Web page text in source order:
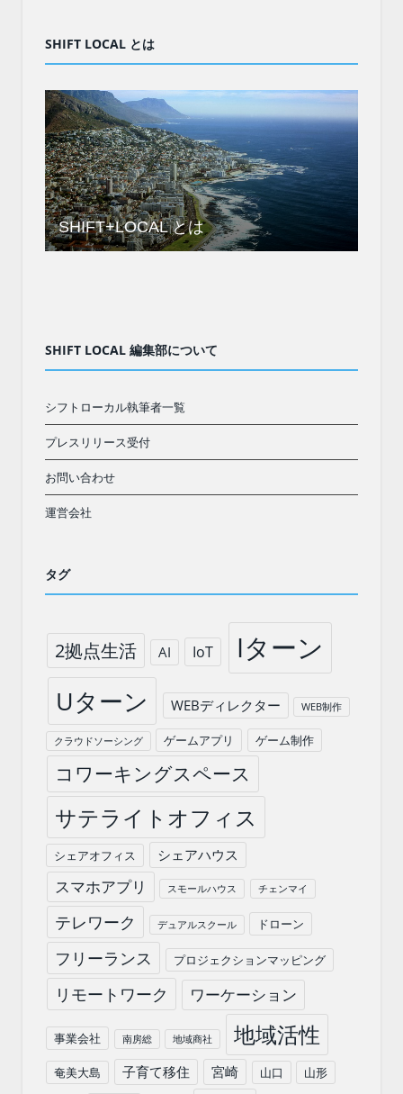
SHIFT LOCAL とは
SHIFT+LOCAL とは
SHIFT LOCAL 編集部について
シフトローカル執筆者一覧
プレスリリース受付
お問い合わせ
運営会社
タグ
2拠点生活 AI IoT Iターン
Uターン WEBディレクター WEB制作
クラウドソーシング ゲームアプリ ゲーム制作
コワーキングスペース
サテライトオフィス
シェアオフィス シェアハウス
スマホアプリ スモールハウス チェンマイ
テレワーク デュアルスクール ドローン
フリーランス プロジェクションマッピング
リモートワーク ワーケーション
事業会社 南房総 地域商社 地域活性
奄美大島 子育て移住 宮崎 山口 山形